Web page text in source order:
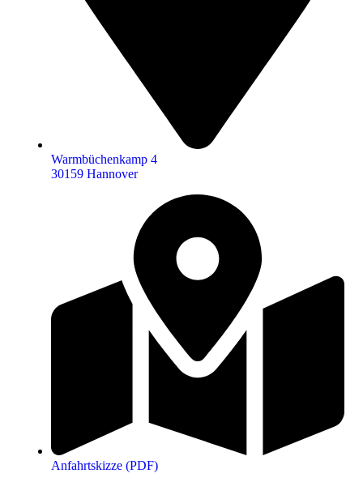
Warmbüchenkamp 4
30159 Hannover
Anfahrtskizze (PDF)